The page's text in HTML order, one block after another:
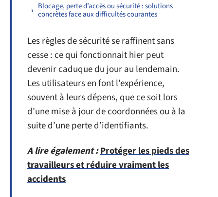
Blocage, perte d’accès ou sécurité : solutions
concrètes face aux difficultés courantes
Les règles de sécurité se raffinent sans
cesse : ce qui fonctionnait hier peut
devenir caduque du jour au lendemain.
Les utilisateurs en font l’expérience,
souvent à leurs dépens, que ce soit lors
d’une mise à jour de coordonnées ou à la
suite d’une perte d’identifiants.
A lire également :Protéger les pieds des
travailleurs et réduire vraiment les
accidents